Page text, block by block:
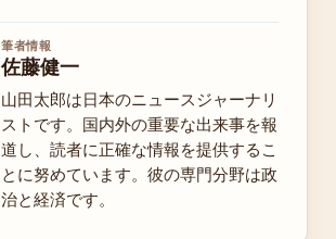
筆者情報
佐藤健一
山田太郎は日本のニュースジャーナリ
ストです。国内外の重要な出来事を報
道し、読者に正確な情報を提供するこ
とに努めています。彼の専門分野は政
治と経済です。